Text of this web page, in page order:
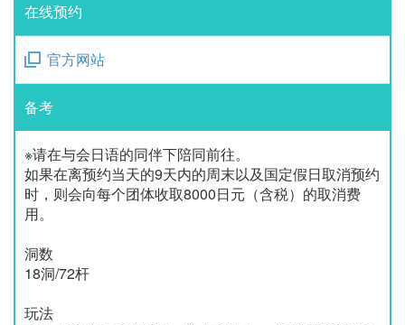
在线预约
官方网站
备考
※请在与会日语的同伴下陪同前往。
如果在离预约当天的9天内的周末以及国定假日取消预约
时，则会向每个团体收取8000日元（含税）的取消费
用。
洞数
18洞/72杆
玩法